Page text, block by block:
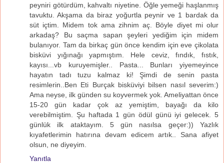
peyniri götürdüm, kahvaltı niyetine. Öğle yemeği haşlanmış
tavuktu. Akşama da biraz yoğurtla peynir ve 1 bardak da
süt içtim. Midem tok ama zihnim aç. Böyle diyet mi olur
arkadaş? Bu saçma sapan şeyleri yediğim için midem
bulanıyor. Tam da birkaç gün önce kendim için eve çikolata
bisküvi yığınağı yapmıştım. Hele ceviz, fındık, fıstık,
kayısı...vb kuruyemişler.. Pasta... Bunları yiyemeyince
hayatın tadı tuzu kalmaz ki! Şimdi de senin pasta
resimlerin..Ben Eti Burçak bisküviyi bilsen nasıl severim:)
Ama neyse, ilk günden su koyvermek yok. Ameliyattan önce
15-20 gün kadar çok az yemiştim, bayağı da kilo
verebilmiştim. Şu haftada 1 gün ödül günü iyi gelecek. 5
günlük ilk ataktayım. 5 gün nasılsa geçer:)) Yazlık
kıyafetlerimin hatırına devam edicem artık.. Sana afiyet
olsun, ne diyeyim.
Yanıtla